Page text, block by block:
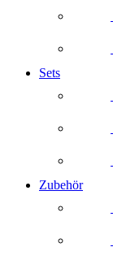
Sets
Zubehör